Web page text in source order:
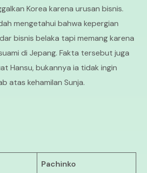
Korea karena urusan bisnis.
mengetahui bahwa kepergian
bisnis belaka tapi memang karena
di Jepang. Fakta tersebut juga
Hansu, bukannya ia tidak ingin
atas kehamilan Sunja.
Pachinko